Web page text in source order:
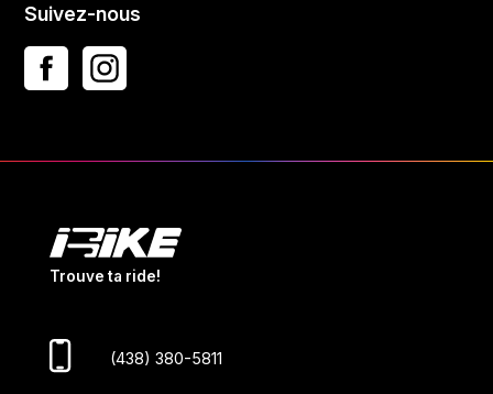
Suivez-nous
Trouve ta ride!
(438) 380-5811